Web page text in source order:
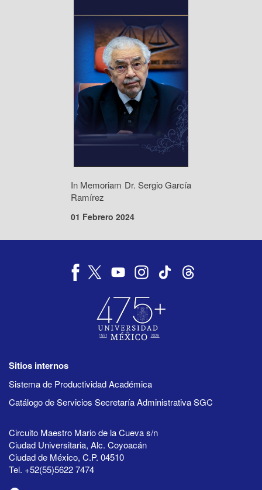
In Memoriam Dr. Sergio García
Ramírez
01 Febrero 2024
Sitios internos
Sistema de Productividad Académica
Catálogo de Servicios Secretaría Administrativa SGC
Circuito Maestro Mario de la Cueva s/n
Ciudad Universitaria, Alc. Coyoacán
Ciudad de México, C.P. 04510
Tel. +52(55)5622 7474